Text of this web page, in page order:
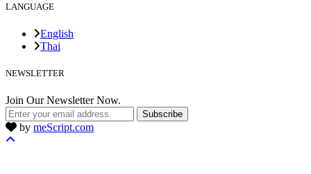
LANGUAGE
English
Thai
NEWSLETTER
Join Our Newsletter Now.
Subscribe
by meScript.com